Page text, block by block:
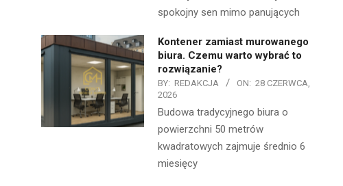
spokojny sen mimo panujących
Kontener zamiast murowanego
biura. Czemu warto wybrać to
rozwiązanie?
BY: REDAKCJA ON: 28 CZERWCA,
2026
Budowa tradycyjnego biura o
powierzchni 50 metrów
kwadratowych zajmuje średnio 6
miesięcy